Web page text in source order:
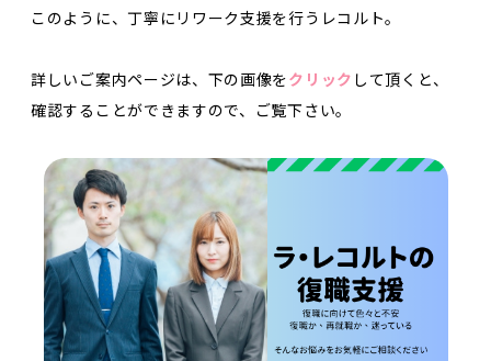
このように、丁寧にリワーク支援を行うレコルト。
詳しいご案内ページは、下の画像をクリック して頂くと、
確認することができますので、ご覧下さい。